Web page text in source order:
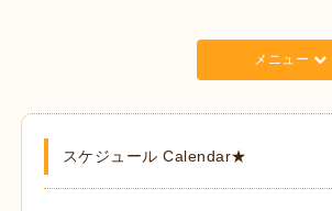
メニュー
スケジュール Calendar★